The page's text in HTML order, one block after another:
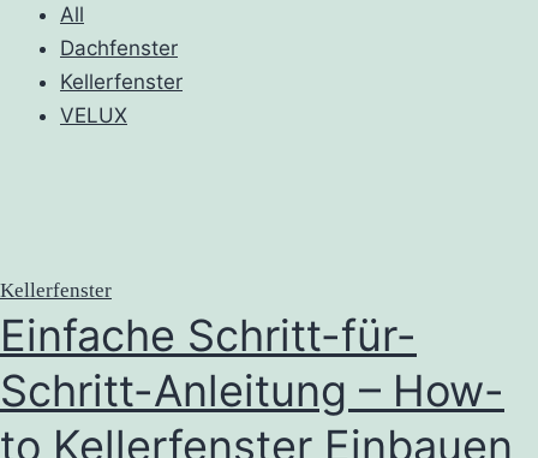
All
Dachfenster
Kellerfenster
VELUX
Kellerfenster
Einfache Schritt-für-
Schritt-Anleitung – How-
to Kellerfenster Einbauen